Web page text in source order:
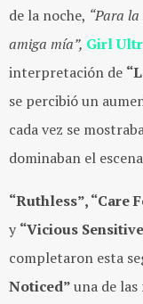
de la noche, “Para
amiga mía”, Girl
interpretación de
se percibió un
cada vez se
dominaban el
“Ruthless”, “Care
y “Vicious
completaron esta
Noticed”una de las